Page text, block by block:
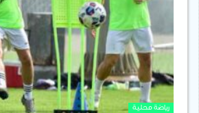
رياضة محلية